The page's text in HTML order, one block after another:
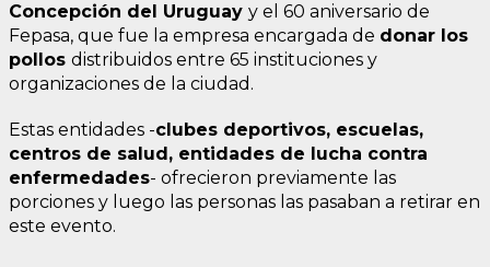
Concepción del Uruguay y el 60 aniversario de
Fepasa, que fue la empresa encargada de donar los
pollos distribuidos entre 65 instituciones y
organizaciones de la ciudad.
Estas entidades -clubes deportivos, escuelas,
centros de salud, entidades de lucha contra
enfermedades- ofrecieron previamente las
porciones y luego las personas las pasaban a retirar en
este evento.